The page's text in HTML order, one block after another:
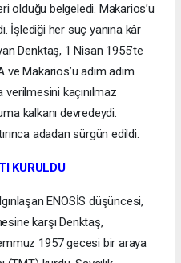
olduğu belgeledi. Makarios’u
İşlediği her suç yanına kâr
Denktaş, 1 Nisan 1955’te
ve Makarios’u adım adım
verilmesini kaçınılmaz
kalkanı devredeydi.
adadan sürgün edildi.
KURULDU
ENOSİS düşüncesi,
karşı Denktaş,
1957 gecesi bir araya